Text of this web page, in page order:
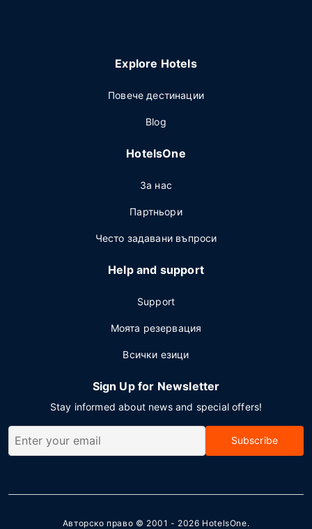
Explore Hotels
Повече дестинации
Blog
HotelsOne
За нас
Партньори
Често задавани въпроси
Help and support
Support
Моята резервация
Всички езици
Sign Up for Newsletter
Stay informed about news and special offers!
Subscribe
Авторско право © 2001 - 2026 HotelsOne.